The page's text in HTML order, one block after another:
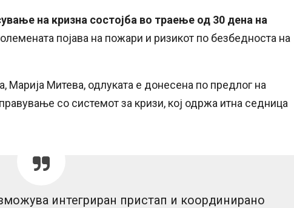
на кризна состојба во траење од 30 дена на
појава на пожари и ризикот по безбедноста на
Марија Митева, одлуката е донесена по предлог на
со системот за кризи, кој одржа итна седница
интегриран пристап и координирано